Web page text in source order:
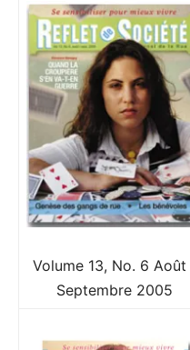
Volume 13, No. 6
Septembre 2005